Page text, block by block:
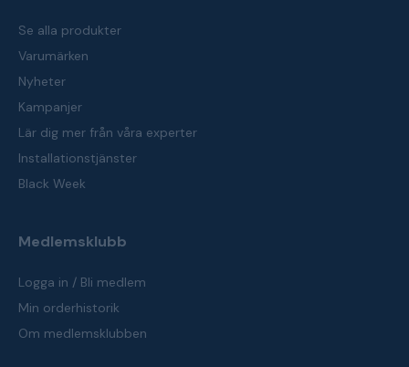
Se alla produkter
Varumärken
Nyheter
Kampanjer
Lär dig mer från våra experter
Installationstjänster
Black Week
Medlemsklubb
Logga in / Bli medlem
Min orderhistorik
Om medlemsklubben